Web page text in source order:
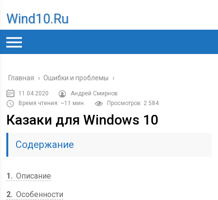
Wind10.ru
Главная › Ошибки и проблемы ›
11.04.2020
Андрей Смирнов
Время чтения: ~11 мин.
Просмотров: 2 584
Казаки для Windows 10
Содержание
1
Описание
2 Особенности